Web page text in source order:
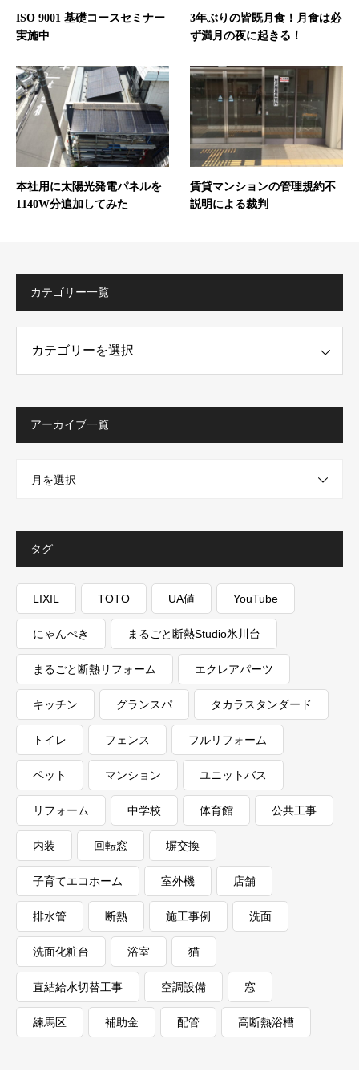
ISO 9001 基礎コースセミナー
実施中
3年ぶりの皆既月食！月食は必
ず満月の夜に起きる！
本社用に太陽光発電パネルを
1140W分追加してみた
賃貸マンションの管理規約不
説明による裁判
カテゴリー一覧
アーカイブ一覧
月を選択
タグ
LIXIL TOTO UA値 YouTube
にゃんぺき まるごと断熱Studio氷川台
まるごと断熱リフォーム エクレアパーツ
キッチン グランスパ タカラスタンダード
トイレ フェンス フルリフォーム
ペット マンション ユニットバス
リフォーム 中学校 体育館 公共工事
内装 回転窓 塀交換
子育てエコホーム 室外機 店舗
排水管 断熱 施工事例 洗面
洗面化粧台 浴室 猫
直結給水切替工事 空調設備 窓
練馬区 補助金 配管 高断熱浴槽